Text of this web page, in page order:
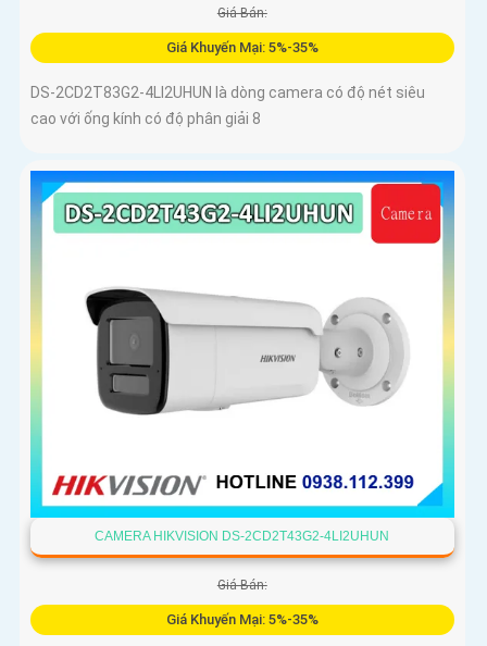
Giá Bán:
Giá Khuyến Mại: 5%-35%
DS-2CD2T83G2-4LI2UHUN là dòng camera có độ nét siêu
cao với ống kính có độ phân giải 8
CAMERA HIKVISION DS-2CD2T43G2-4LI2UHUN
Giá Bán:
Giá Khuyến Mại: 5%-35%